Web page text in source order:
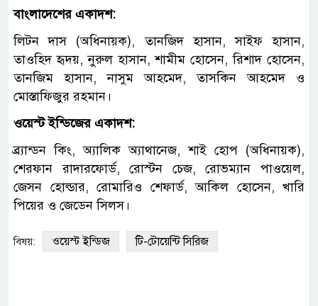
বাংলাদেশের একাদশ:
লিটন দাস (অধিনায়ক), তানজিদ হাসান, সাইফ হাসান,
তাওহিদ হৃদয়, নুরুল হাসান, শামীম হোসেন, রিশাদ হোসেন,
তানজিম হাসান, নাসুম আহমেদ, তাসকিন আহমেদ ও
মোস্তাফিজুর রহমান।
ওয়েস্ট ইন্ডিজের একাদশ:
ব্র্যান্ডন কিং, অ্যালিক অ্যাথানেজ, শাই হোপ (অধিনায়ক),
শেরফান রাদারফোর্ড, রোস্টন চেজ, রোভম্যান পাওয়েল,
জেসন হোল্ডার, রোমারিও শেফার্ড, আকিল হোসেন, খারি
পিয়ের ও জেডেন সিলস।
বিষয়: ওয়েস্ট ইন্ডিজ টি-টোয়েন্টি সিরিজ